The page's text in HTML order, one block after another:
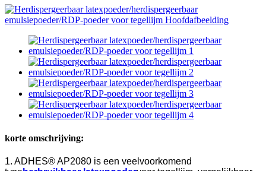
korte omschrijving:
1. ADHES® AP2080 is een veelvoorkomend